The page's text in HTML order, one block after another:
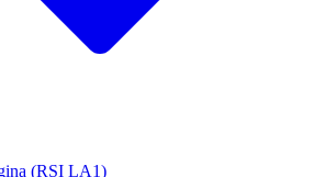
(RSI LA1)